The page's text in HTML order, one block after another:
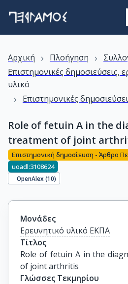
Αρχική › Πλοήγηση ›
Επιστημονικές δημοσιεύσεις,
υλικό
› Επιστημονικές
Role of fetuin A in the
treatment of joint
Επιστημονική δημοσίευση - Άρθρο
uoadl:3108624
OpenAlex (10)
Μονάδες
Ερευνητικό υλικό ΕΚΠΑ
Τίτλος
Role of fetuin A in the
of joint arthritis
Γλώσσες Τεκμηρίου